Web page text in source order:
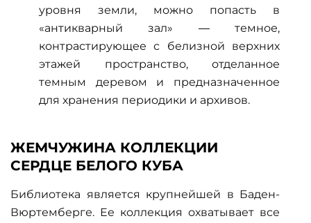
уровня земли, можно попасть в
«антикварный зал» — темное,
контрастирующее с белизной верхних
этажей пространство, отделанное
темным деревом и предназначенное
для хранения периодики и архивов.
ЖЕМЧУЖИНА КОЛЛЕКЦИИ
СЕРДЦЕ БЕЛОГО КУБА
Библиотека является крупнейшей в Баден-
Вюртемберге. Ее коллекция охватывает все